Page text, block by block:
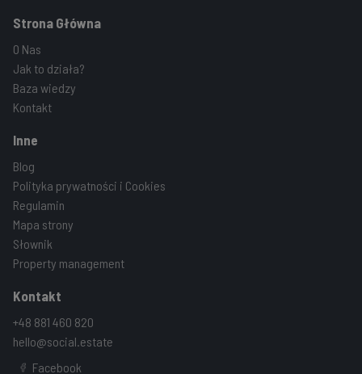
Strona Główna
O Nas
Jak to działa?
Baza wiedzy
Kontakt
Inne
Blog
Polityka prywatności i Cookies
Regulamin
Mapa strony
Słownik
Property management
Kontakt
+48 881 460 820
hello@social.estate
Facebook